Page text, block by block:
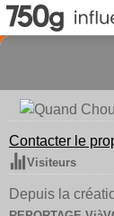
Contacter le
Visiteurs
Depuis la